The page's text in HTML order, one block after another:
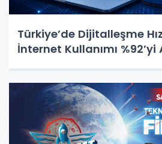
Türkiye’de Dijitalleşme
İnternet Kullanımı %92’yi